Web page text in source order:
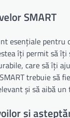
SMART
esențiale pentru
îți permit să îți
care să îți
trebuie să
și să aibă
și